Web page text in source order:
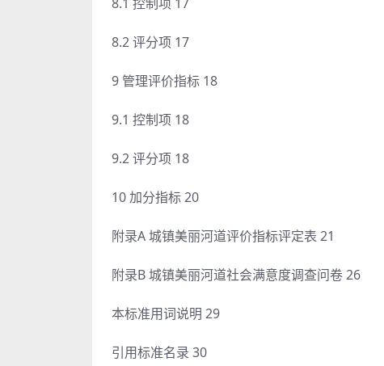
8.2 评分项 17
9 管理评价指标 18
9.1 控制项 18
9.2 评分项 18
10 加分指标 20
附录A 城镇美丽河道评价指标评定表 21
附录B 城镇美丽河道社会满意度调查问卷 26
本标准用词说明 29
引用标准名录 30